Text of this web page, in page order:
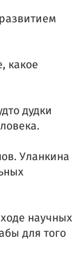
какое
дудки
Уланкина
научных
для того